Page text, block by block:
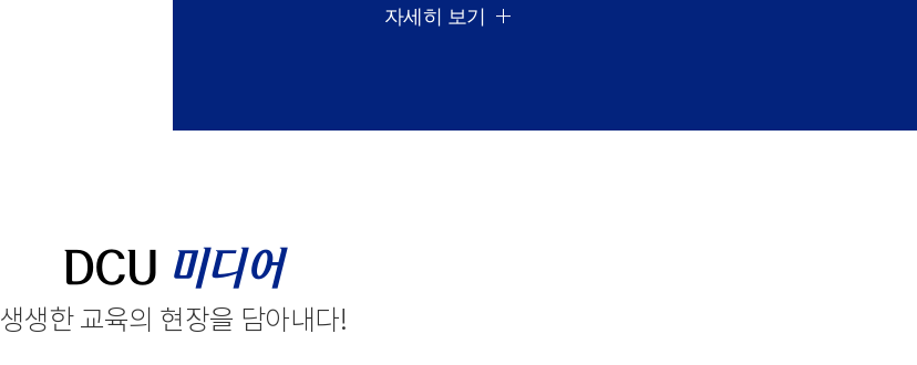
자세히 보기
DCU 미디어
생생한 교육의 현장을 담아내다!